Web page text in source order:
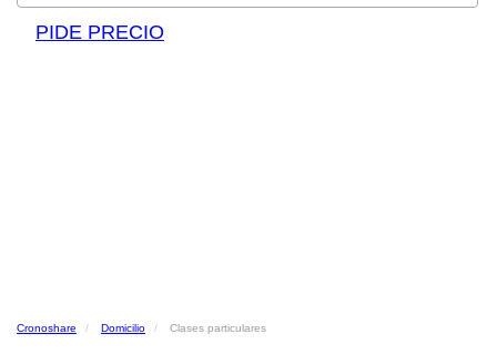
PIDE PRECIO
Cronoshare Domicilio Clases particulares